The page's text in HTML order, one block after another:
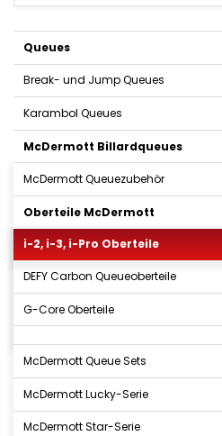
Queues
Break- und Jump Queues
Karambol Queues
McDermott Billardqueues
McDermott Queuezubehör
Oberteile McDermott
i-2, i-3, i-Pro Oberteile
DEFY Carbon Queueoberteile
G-Core Oberteile
McDermott Queue Sets
McDermott Lucky-Serie
McDermott Star-Serie